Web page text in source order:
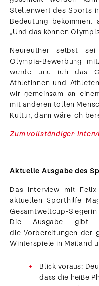
Stellenwert des Sports
Bedeutung
„Und das können
Neureuther selbst
Olympia-Bewerbung
werde und ich das
Athletinnen und
wir gemeinsam an
mit anderen tollen
Kultur, dann wäre ich
Zum vollständigen
Aktuelle Ausgabe des
Das Interview mit
aktuellen Sporthilfe
Gesamtweltcup-
Die Ausgabe gibt
die Vorbereitungen der
Winterspiele in Mailand
Blick voraus:
dass die heiße